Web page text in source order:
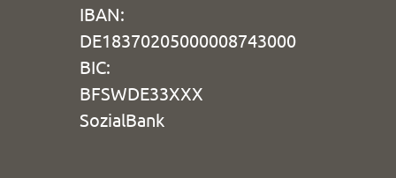
IBAN:
DE18370205000008743000
BIC:
BFSWDE33XXX
SozialBank